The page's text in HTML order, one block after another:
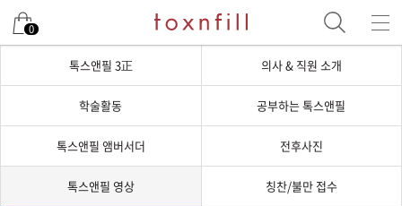
0
톡스앤필 3正 의사 & 직원 소개
학술활동 공부하는 톡스앤필
톡스앤필 앰버서더 전후사진
톡스앤필 영상 칭찬/불만 접수